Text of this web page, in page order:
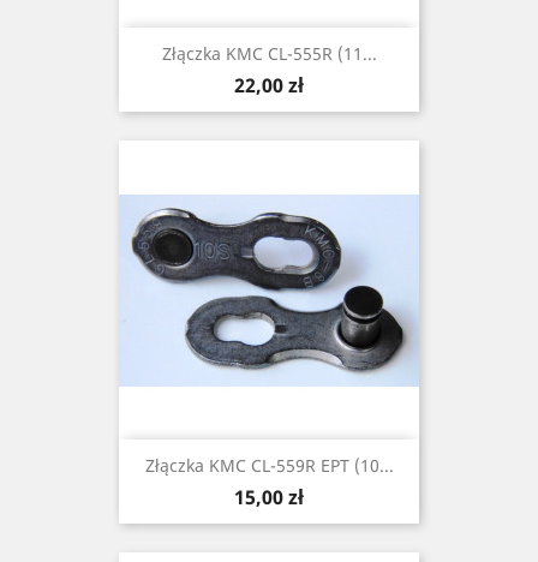
Złączka KMC CL-555R (11...
Cena
22,00 zł
Złączka KMC CL-559R EPT (10...
Cena
15,00 zł